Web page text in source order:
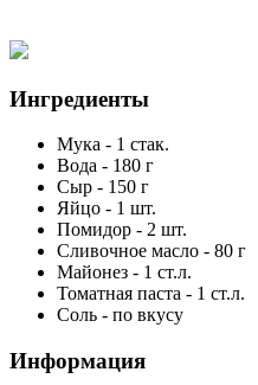
Ингредиенты
Мука - 1 стак.
Вода - 180 г
Сыр - 150 г
Яйцо - 1 шт.
Помидор - 2 шт.
Сливочное масло - 80 г
Майонез - 1 ст.л.
Томатная паста - 1 ст.л.
Соль - по вкусу
Информация